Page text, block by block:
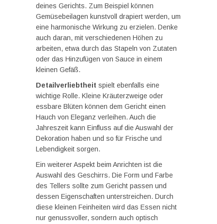
deines Gerichts. Zum Beispiel können
Gemüsebeilagen kunstvoll drapiert werden, um
eine harmonische Wirkung zu erzielen. Denke
auch daran, mit verschiedenen Höhen zu
arbeiten, etwa durch das Stapeln von Zutaten
oder das Hinzufügen von Sauce in einem
kleinen Gefäß.
Detailverliebtheit spielt ebenfalls eine
wichtige Rolle. Kleine Kräuterzweige oder
essbare Blüten können dem Gericht einen
Hauch von Eleganz verleihen. Auch die
Jahreszeit kann Einfluss auf die Auswahl der
Dekoration haben und so für Frische und
Lebendigkeit sorgen.
Ein weiterer Aspekt beim Anrichten ist die
Auswahl des Geschirrs. Die Form und Farbe
des Tellers sollte zum Gericht passen und
dessen Eigenschaften unterstreichen. Durch
diese kleinen Feinheiten wird das Essen nicht
nur genussvoller, sondern auch optisch